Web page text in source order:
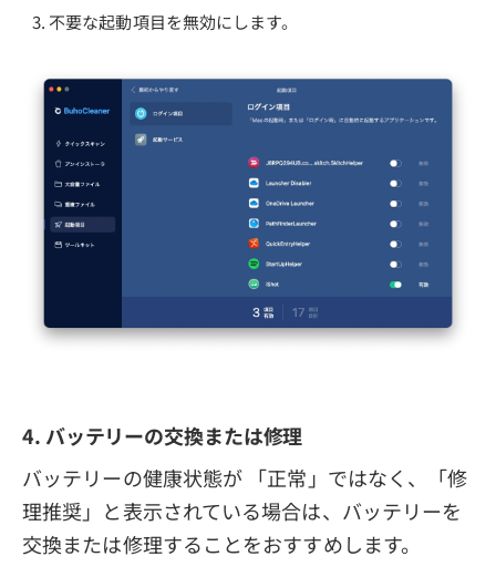
不要な起動項目を無効にします。
4. バッテリーの交換または修理
バッテリーの健康状態が 「正常」ではなく、「修
理推奨」と表示されている場合は、バッテリーを
交換または修理することをおすすめします。